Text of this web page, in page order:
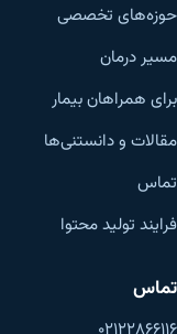
حوزه‌های تخصصی
مسیر درمان
برای همراهان بیمار
مقالات و دانستنی‌ها
تماس
فرایند تولید محتوا
تماس